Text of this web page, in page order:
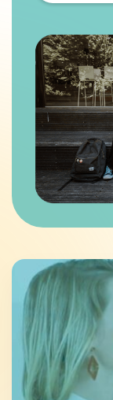
Lyceo Legt Uit